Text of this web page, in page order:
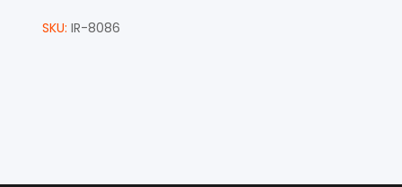
SKU: IR-8086